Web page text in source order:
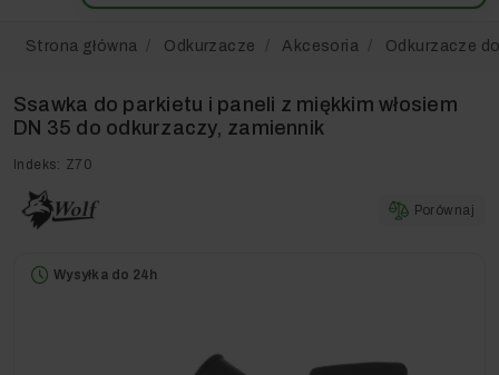
Strona główna Odkurzacze Akcesoria Odkurzacze
Ssawka do parkietu i paneli z miękkim włosiem
DN 35 do odkurzaczy, zamiennik
Indeks: Z70
Porównaj
Wysyłka do 24h